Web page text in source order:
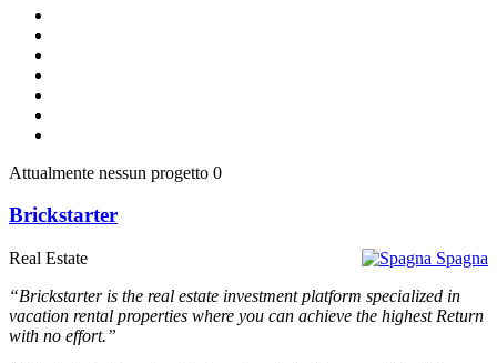
Attualmente nessun progetto 0
Brickstarter
Spagna
Real Estate
“Brickstarter is the real estate investment platform specialized in
vacation rental properties where you can achieve the highest Return
with no effort.”